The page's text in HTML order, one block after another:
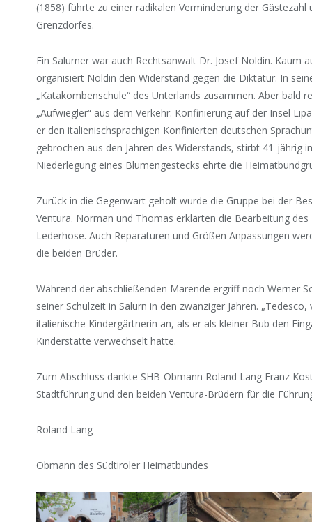
(1858) führte zu einer radikalen Verminderung der
Grenzdorfes.
Ein Salurner war auch Rechtsanwalt Dr. Josef Noldin. Kaum
organisiert Noldin den Widerstand gegen die Diktatur. In
„Katakombenschule“ des Unterlands zusammen. Aber bald
„Aufwiegler“ aus dem Verkehr: Konfinierung auf der Insel
er den italienischsprachigen Konfinierten deutschen
gebrochen aus den Jahren des Widerstands, stirbt 41-jährig
Niederlegung eines Blumengestecks ehrte die
Zurück in die Gegenwart geholt wurde die Gruppe bei der
Ventura. Norman und Thomas erklärten die Bearbeitung
Lederhose. Auch Reparaturen und Größen Anpassungen
die beiden Brüder.
Während der abschließenden Marende ergriff noch Werner
seiner Schulzeit in Salurn in den zwanziger Jahren.
italienische Kindergärtnerin an, als er als kleiner Bub den
Kinderstätte verwechselt hatte.
Zum Abschluss dankte SHB-Obmann Roland Lang Franz
Stadtführung und den beiden Ventura-Brüdern für die
Roland Lang
Obmann des Südtiroler Heimatbundes